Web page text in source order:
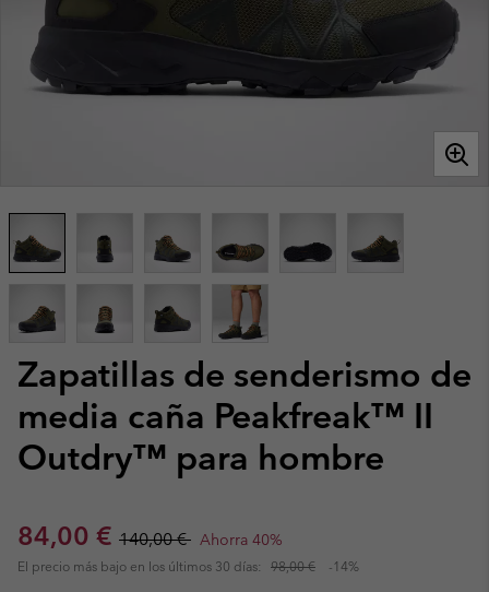
Zapatillas de senderismo de
media caña Peakfreak™ II
Outdry™ para hombre
Sale price:
84,00 € Regular price:
140,00 € Ahorra 40%
El precio más bajo en los últimos 30 días: 98,00 € -14%